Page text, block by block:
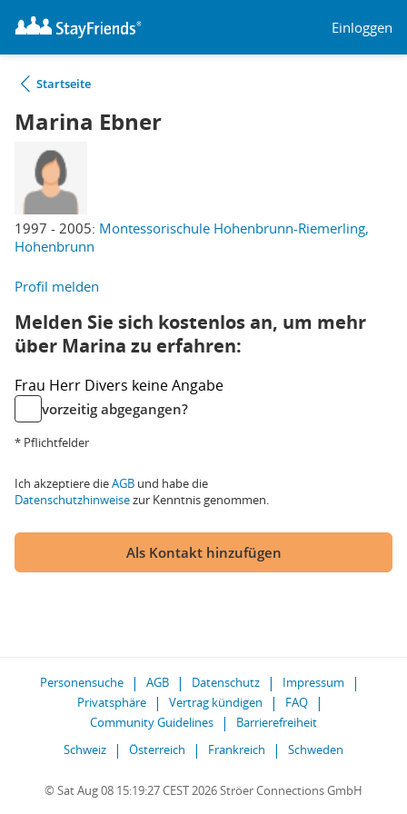
Einloggen
Startseite
Marina Ebner
1997 - 2005: Montessorischule Hohenbrunn-Riemerling,
Hohenbrunn
Profil melden
Melden Sie sich kostenlos an, um mehr
über Marina zu erfahren:
Frau Herr Divers keine Angabe
vorzeitig abgegangen?
* Pflichtfelder
Ich akzeptiere dieAGB und habe die
Datenschutzhinweisezur Kenntnis genommen.
Als Kontakt hinzufügen
Personensuche AGB Datenschutz
Impressum
Privatsphäre
Vertrag kündigen
FAQ
Community Guidelines
Barrierefreiheit
Schweiz
Österreich Frankreich Schweden
© Sat Aug 08 15:19:27 CEST 2026 Ströer Connections GmbH